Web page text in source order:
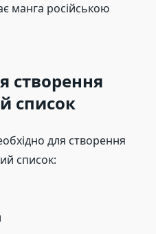
манга російською
створення
список
для створення
список: